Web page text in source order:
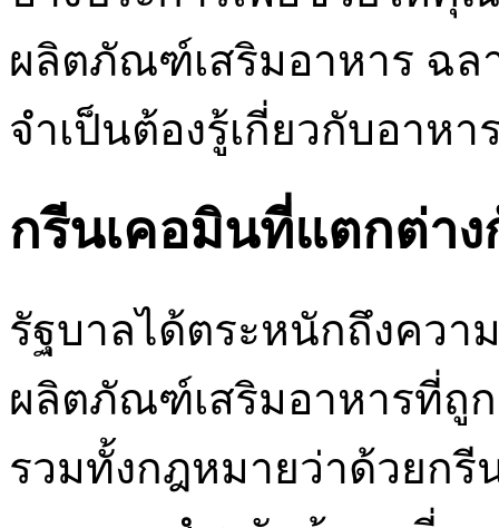
ผลิตภัณฑ์เสริมอาหาร ฉ
จำเป็นต้องรู้เกี่ยวกับอาหา
กรีนเคอมินที่แตกต่า
รัฐบาลได้ตระหนักถึงคว
ผลิตภัณฑ์เสริมอาหารที่ถู
รวมทั้งกฎหมายว่าด้วยก